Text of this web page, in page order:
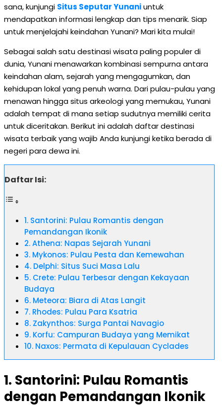
sana, kunjungi Situs Seputar Yunaniuntuk
mendapatkan informasi lengkap dan tips menarik. Siap
untuk menjelajahi keindahan Yunani? Mari kita mulai!
Sebagai salah satu destinasi wisata paling populer di
dunia, Yunani menawarkan kombinasi sempurna antara
keindahan alam, sejarah yang mengagumkan, dan
kehidupan lokal yang penuh warna. Dari pulau-pulau yang
menawan hingga situs arkeologi yang memukau, Yunani
adalah tempat di mana setiap sudutnya memiliki cerita
untuk diceritakan. Berikut ini adalah daftar destinasi
wisata terbaik yang wajib Anda kunjungi ketika berada di
negeri para dewa ini.
Daftar Isi:
1. Santorini: Pulau Romantis dengan
Pemandangan Ikonik
2. Athena: Napas Sejarah Yunani
3. Mykonos: Pulau Pesta dan Kemewahan
4. Delphi: Situs Suci Masa Lalu
5. Crete: Pulau Terbesar dengan Kekayaan
Budaya
6. Meteora: Biara di Atas Langit
7. Rhodes: Pulau Para Ksatria
8. Zakynthos: Surga Pantai Navagio
9. Korfu: Campuran Budaya yang Memikat
10. Naxos: Permata di Kepulauan Cyclades
1. Santorini: Pulau Romantis
dengan Pemandangan Ikonik